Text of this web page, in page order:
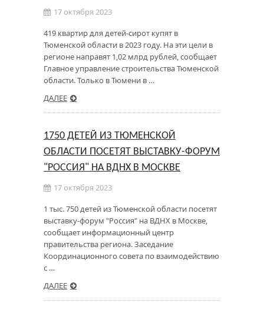
17 октября 2023
419 квартир для детей-сирот купят в
Тюменской области в 2023 году. На эти цели в
регионе направят 1,02 млрд рублей, сообщает
Главное управление строительства Тюменской
области. Только в Тюмени в …
ДАЛЕЕ
1750 ДЕТЕЙ ИЗ ТЮМЕНСКОЙ
ОБЛАСТИ ПОСЕТЯТ ВЫСТАВКУ-ФОРУМ
"РОССИЯ" НА ВДНХ В МОСКВЕ
17 октября 2023
1 тыс. 750 детей из Тюменской области посетят
выставку-форум "Россия" на ВДНХ в Москве,
сообщает информационный центр
правительства региона. Заседание
Координационного совета по взаимодействию
с …
ДАЛЕЕ